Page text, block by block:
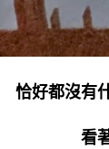
恰好都沒有
看